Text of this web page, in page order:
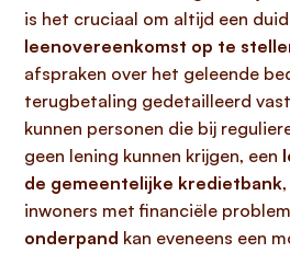
is het cruciaal om altijd een
leenovereenkomst op te
afspraken over het geleende
terugbetaling gedetailleerd
kunnen personen die bij
geen lening kunnen krijgen, een
de gemeentelijke kredietbank
inwoners met financiële
onderpand kan eveneens een